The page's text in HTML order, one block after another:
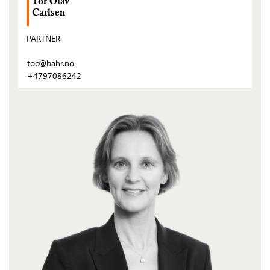
Tor Olav
Carlsen
PARTNER
toc@bahr.no
+4797086242